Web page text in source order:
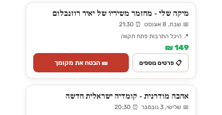
מיקה שלי - מחזמר משיריו של יאיר רוזנבלום
📅 שבת, 8 אוגוסט ⏰ 21:30
📍 היכל התרבות פתח תקווה
149 ₪
📋 פרטים נוספים 🎫 הבטח את מקומך
אהבה מודרנית - קומדיה ישראלית חדשה
📅 שלישי, 3 נובמבר ⏰ 20:30